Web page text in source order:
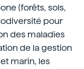
(forêts, sols,
pour
des maladies
de la gestion
marin, les